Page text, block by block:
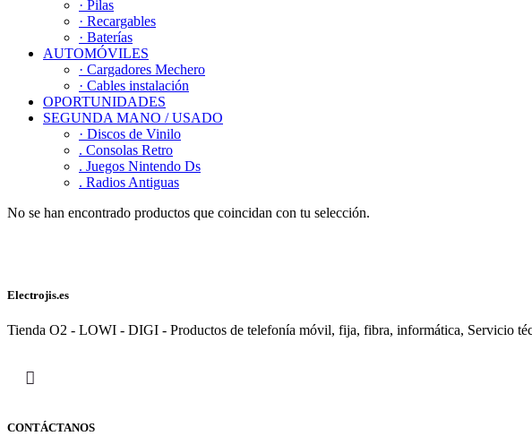
· Pilas
· Recargables
· Baterías
AUTOMÓVILES
· Cargadores Mechero
· Cables instalación
OPORTUNIDADES
SEGUNDA MANO / USADO
· Discos de Vinilo
. Consolas Retro
. Juegos Nintendo Ds
. Radios Antiguas
No se han encontrado productos que coincidan con tu selección.
Electrojis.es
Tienda O2 - LOWI - DIGI - Productos de telefonía móvil, fija, fibra, informática, Servicio
CONTÁCTANOS